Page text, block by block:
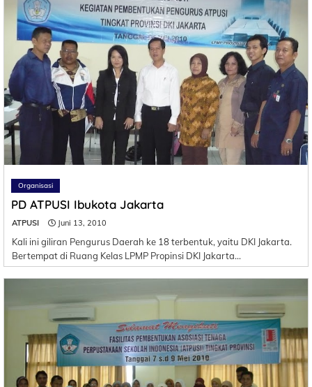
Organisasi
PD ATPUSI Ibukota Jakarta
ATPUSI Juni 13, 2010
Kali ini giliran Pengurus Daerah ke 18 terbentuk, yaitu DKI Jakarta.
Bertempat di Ruang Kelas LPMP Propinsi DKI Jakarta…